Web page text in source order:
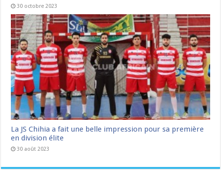
30 octobre 2023
La JS Chihia a fait une belle impression pour sa première
en division élite
30 août 2023